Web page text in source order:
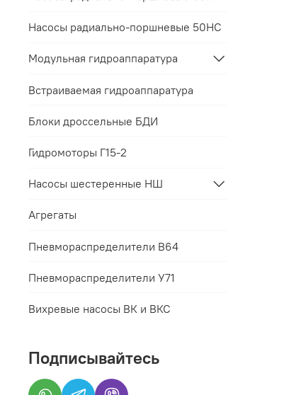
Насосы радиально-поршневые 50НС
Модульная гидроаппаратура
Встраиваемая гидроаппаратура
Блоки дроссельные БДИ
Гидромоторы Г15-2
Насосы шестеренные НШ
Агрегаты
Пневмораспределители В64
Пневмораспределители У71
Вихревые насосы ВК и ВКС
Подписывайтесь